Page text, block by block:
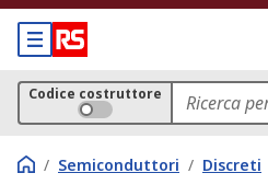
Codice costruttore
/ Semiconduttori / Discreti